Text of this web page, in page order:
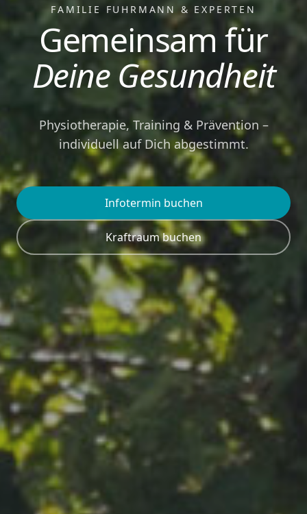
FAMILIE FUHRMANN & EXPERTEN
Gemeinsam für
Deine Gesundheit
Physiotherapie, Training & Prävention –
individuell auf Dich abgestimmt.
Infotermin buchen
Kraftraum buchen